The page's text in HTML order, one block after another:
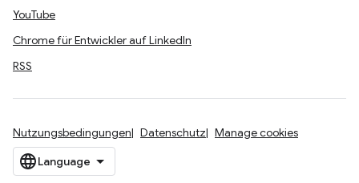
YouTube
Chrome für Entwickler auf LinkedIn
RSS
Nutzungsbedingungen Datenschutz Manage cookies